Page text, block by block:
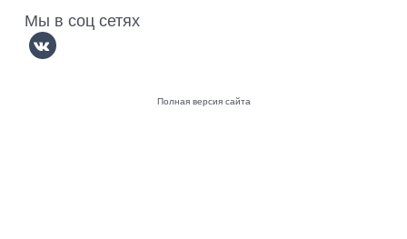
Мы в соц сетях
Полная версия сайта